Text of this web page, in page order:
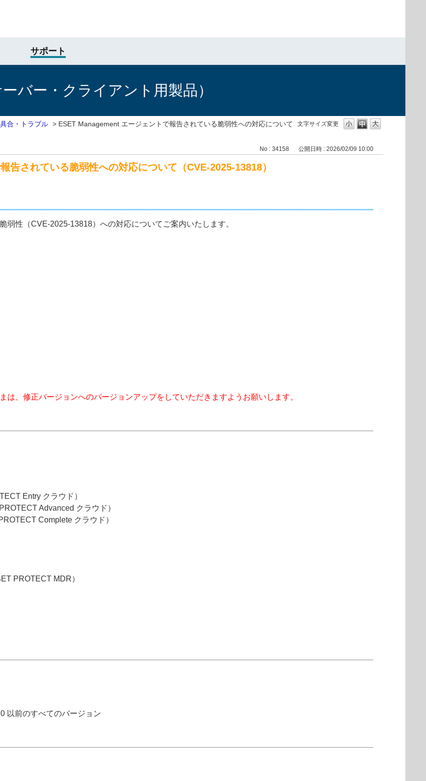
サポート
バー・クライアント用製品）
文字サイズ変更
合・トラブル > ESET Management エージェントで報告されている脆弱性への対応について
No : 34158 公開日時 : 2026/02/09 10:00
告されている脆弱性への対応について（CVE-2025-13818）
弱性（CVE-2025-13818）への対応についてご案内いたします。
は、修正バージョンへのバージョンアップをしていただきますようお願いします。
Entry クラウド）
Advanced クラウド）
Complete クラウド）
PROTECT MDR）
以前のすべてのバージョン